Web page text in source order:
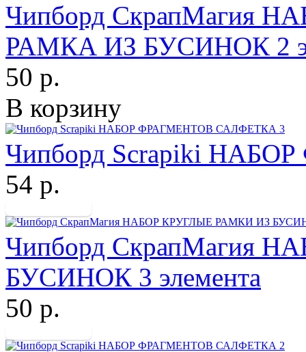
Чипборд СкрапМагия
РАМКА ИЗ БУСИНОК 2
50 р.
В корзину
Чипборд Scrapiki
54 р.
Чипборд СкрапМагия
БУСИНОК 3 элемента
50 р.